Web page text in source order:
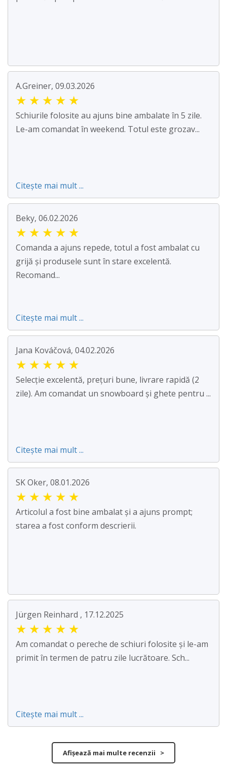
A.Greiner, 09.03.2026
★ ★ ★ ★ ★
Schiurile folosite au ajuns bine ambalate în 5 zile.
Le-am comandat în weekend. Totul este grozav...
Citește mai mult ...
Beky, 06.02.2026
★ ★ ★ ★ ★
Comanda a ajuns repede, totul a fost ambalat cu
grijă și produsele sunt în stare excelentă.
Recomand...
Citește mai mult ...
Jana Kováčová, 04.02.2026
★ ★ ★ ★ ★
Selecție excelentă, prețuri bune, livrare rapidă (2
zile). Am comandat un snowboard și ghete pentru ...
Citește mai mult ...
SK Oker, 08.01.2026
★ ★ ★ ★ ★
Articolul a fost bine ambalat și a ajuns prompt;
starea a fost conform descrierii.
Jürgen Reinhard , 17.12.2025
★ ★ ★ ★ ★
Am comandat o pereche de schiuri folosite și le-am
primit în termen de patru zile lucrătoare. Sch...
Citește mai mult ...
Afișează mai multe recenzii >